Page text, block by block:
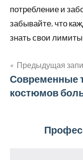
потребление и
забывайте, что
знать свои
Навигация
по
Предыдущая
Современные
костюмов